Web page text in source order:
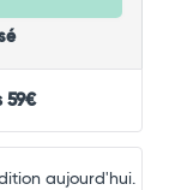
59€
aujourd'hui.